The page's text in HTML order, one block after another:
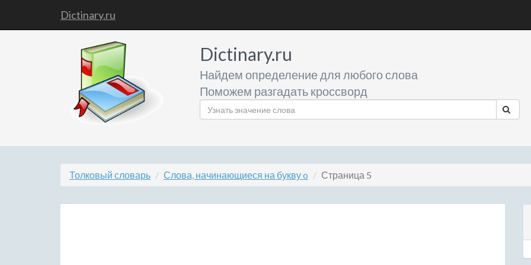
Dictinary.ru
Dictinary.ru
Найдем определение для любого слова
Поможем разгадать кроссворд
Толковый словарь Слова, начинающиеся на букву o Страница 5